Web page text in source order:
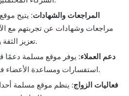
المراجعات والشهادات: يتيح
مراجعات وشهادات عن تجربتهم مع
تعزيز الثقة والشفافية في المجتمع.
دعم العملاء: يوفر موقع مسلمة دعمًا
استفسارات ومساعدة الأعضاء في أي مشكلة يواجهونها.
فعاليات الزواج: ينظم موقع مسلمة